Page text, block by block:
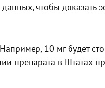
чтобы доказать
10 мг будет
препарата в Штатах